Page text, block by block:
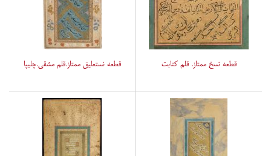
قطعه نسخ ممتاز. قلم کتابت قطعه نستعلیق ممتاز.قلم مشقی.چلیپا